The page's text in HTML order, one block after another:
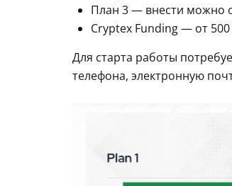
План 3 — внести можно
Cryptex Funding — от 500
Для старта работы
телефона, электронную